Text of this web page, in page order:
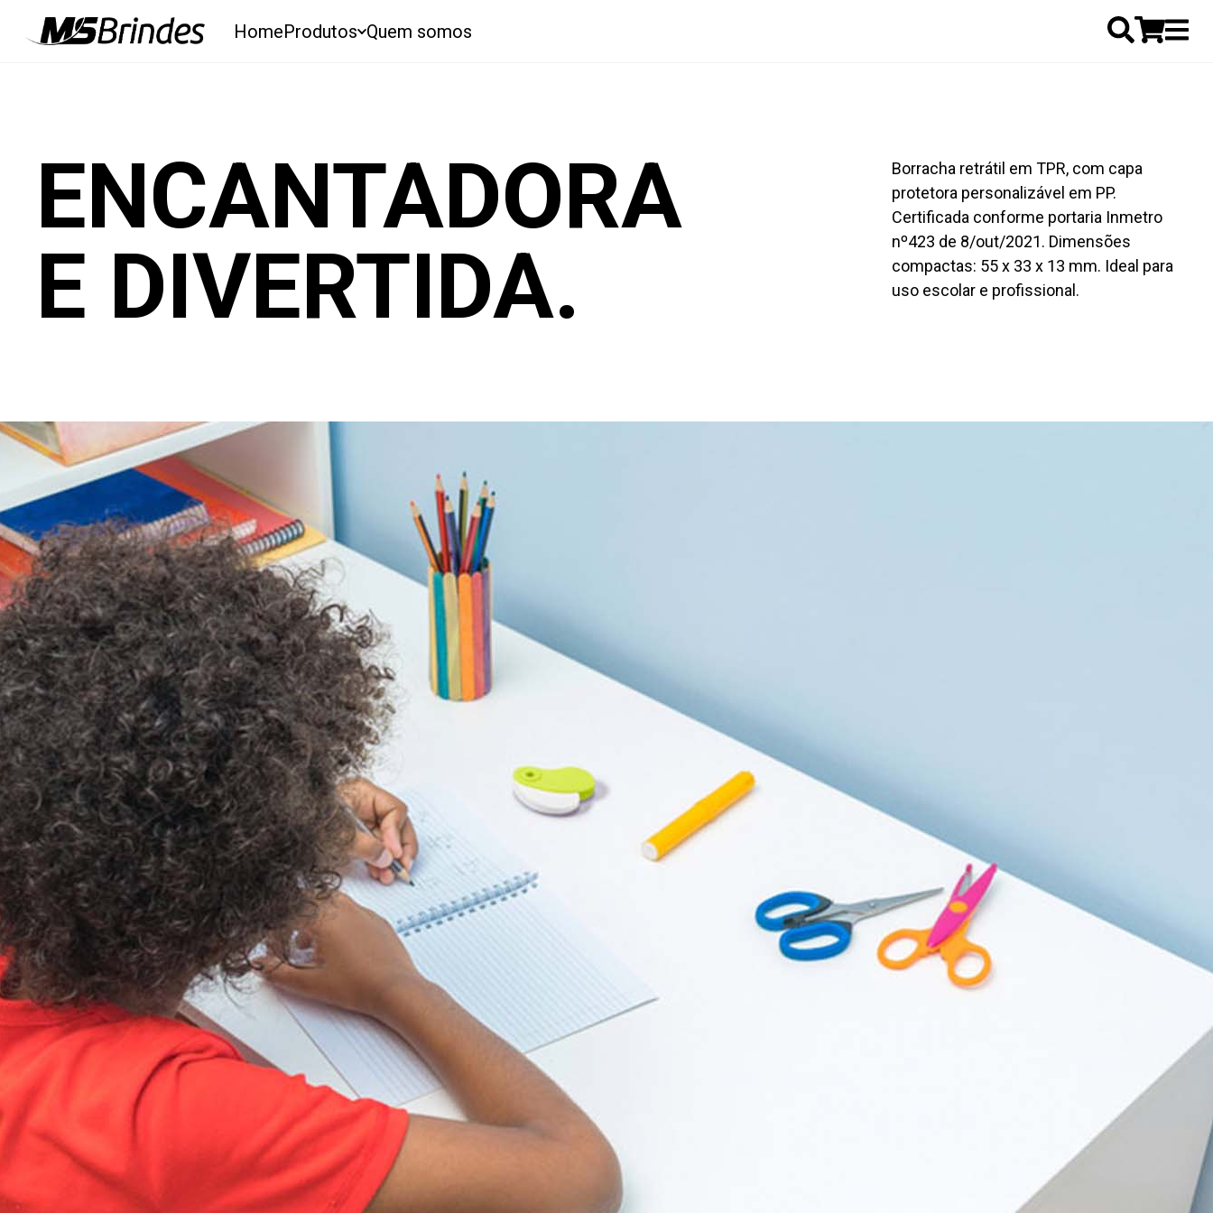
HomeProdutos Quem somos
ENCANTADORA
E DIVERTIDA.
Borracha retrátil em TPR, com capa
protetora personalizável em PP.
Certificada conforme portaria Inmetro
nº423 de 8/out/2021. Dimensões
compactas: 55 x 33 x 13 mm. Ideal para
uso escolar e profissional.